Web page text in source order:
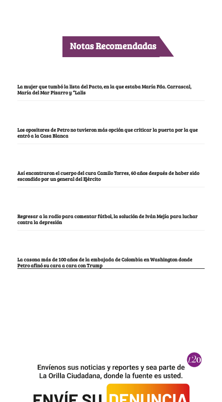
Notas Recomendadas
La mujer que tumbó la lista del Pacto, en la que estaba María Fda. Carrascal,
María del Mar Pizarro y “Lalis
Los opositores de Petro no tuvieron más opción que criticar la puerta por la que
entró a la Casa Blanca
Así encontraron el cuerpo del cura Camilo Torres, 60 años después de haber sido
escondido por un general del Ejército
Regresar a la radio para comentar fútbol, la solución de Iván Mejía para luchar
contra la depresión
La casona más de 100 años de la embajada de Colombia en Washington donde
Petro afinó su cara a cara con Trump